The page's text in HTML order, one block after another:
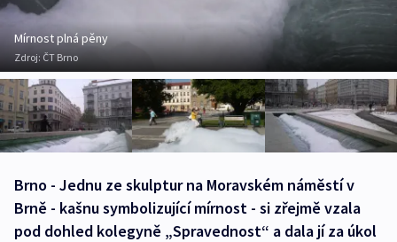
Mírnost plná pěny
Zdroj: ČT Brno
Brno - Jednu ze skulptur na Moravském náměstí v
Brně - kašnu symbolizující mírnost - si zřejmě vzala
pod dohled kolegyně „Spravednost“ a dala jí za úkol